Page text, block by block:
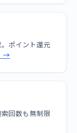
ポイント還元
→
回数も無制限